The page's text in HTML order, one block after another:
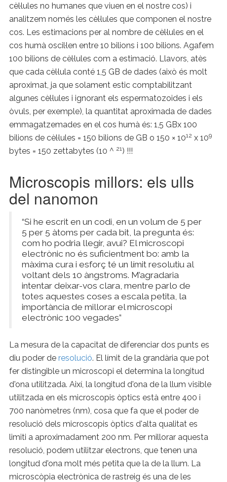
cèl·lules no humanes que viuen en el nostre cos) i
analitzem només les cèl·lules que componen el nostre
cos. Les estimacions per al nombre de cèl·lules en el
cos humà oscil·len entre 10 bilions i 100 bilions. Agafem
100 bilions de cèl·lules com a estimació. Llavors, atès
que cada cèl·lula conté 1,5 GB de dades (això és molt
aproximat, ja que solament estic comptabilitzant
algunes cèl·lules i ignorant els espermatozoides i els
òvuls, per exemple), la quantitat aproximada de dades
emmagatzemades en el cos humà és: 1,5 GBx 100
bilions de cèl·lules = 150 bilions de GB o 150 × 1012 x 109
bytes = 150 zettabytes (10 ^ 21) !!!
Microscopis millors: els ulls
del nanomon
“Si he escrit en un codi, en un volum de 5 per
5 per 5 àtoms per cada bit, la pregunta és:
com ho podria llegir, avui? El microscopi
electrònic no és suficientment bo: amb la
màxima cura i esforç té un límit resolutiu al
voltant dels 10 àngstroms. M’agradaria
intentar deixar-vos clara, mentre parlo de
totes aquestes coses a escala petita, la
importància de millorar el microscopi
electrònic 100 vegades”
La mesura de la capacitat de diferenciar dos punts es
diu poder de resolució. El límit de la grandària que pot
fer distingible un microscopi el determina la longitud
d'ona utilitzada. Així, la longitud d'ona de la llum visible
utilitzada en els microscopis òptics està entre 400 i
700 nanòmetres (nm), cosa que fa que el poder de
resolució dels microscopis òptics d'alta qualitat es
limiti a aproximadament 200 nm. Per millorar aquesta
resolució, podem utilitzar electrons, que tenen una
longitud d'ona molt més petita que la de la llum. La
microscòpia electrònica de rastreig és una de les